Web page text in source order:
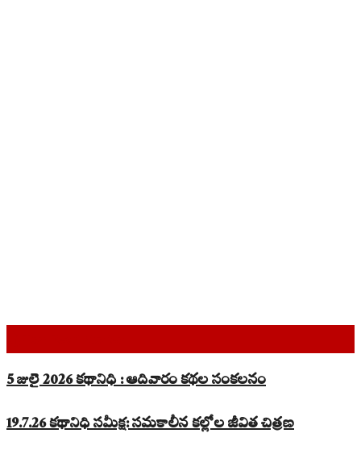
5 జులై 2026 కథానిధి : ఆదివారం కథల సంకలనం
19.7.26 కథానిధి సమీక్ష: సమకాలీన కల్లోల జీవిత చిత్రణ